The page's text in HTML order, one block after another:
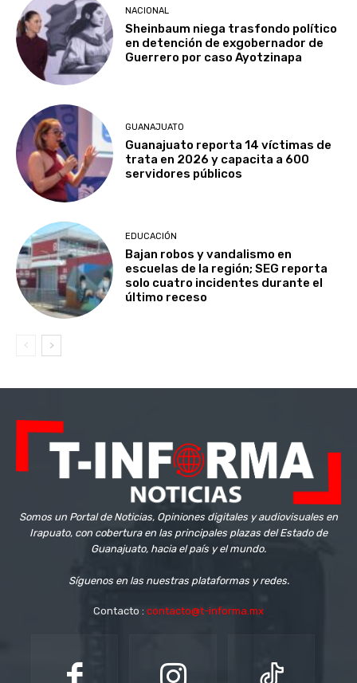
NACIONAL
Sheinbaum niega trasfondo político
en detención de exgobernador de
Guerrero por caso Ayotzinapa
GUANAJUATO
Guanajuato reporta 14 víctimas de
trata en 2026 y capacita a 600
servidores públicos
EDUCACIÓN
Bajan robos y vandalismo en
escuelas de la región; SEG reporta
solo cuatro incidentes durante el
último receso
Somos un Portal de Noticias, Opiniones digitales y audiovisuales en
Irapuato, con cobertura en las principales plazas del Estado de
Guanajuato, hacia el país y el mundo.
Síguenos en las nuestras plataformas y redes.
Contacto : contacto@t-informa.mx